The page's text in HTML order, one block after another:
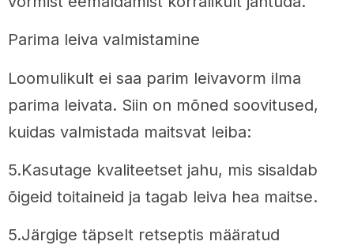
Parima leiva valmistamine
Loomulikult ei saa parim leivavorm ilma
parima leivata. Siin on mõned soovitused,
kuidas valmistada maitsvat leiba:
5.Kasutage kvaliteetset jahu, mis sisaldab
õigeid toitaineid ja tagab leiva hea maitse.
5.Järgige täpselt retseptis määratud